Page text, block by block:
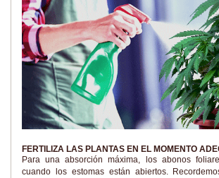
FERTILIZA LAS PLANTAS EN EL MOMENTO
Para una absorción máxima, los abonos
cuando los estomas están abiertos.